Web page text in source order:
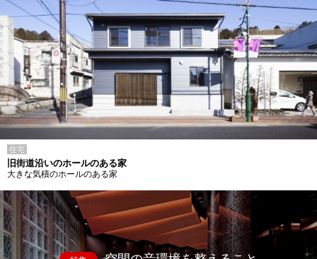
住宅
旧街道沿いのホールのある家
大きな気積のホールのある家